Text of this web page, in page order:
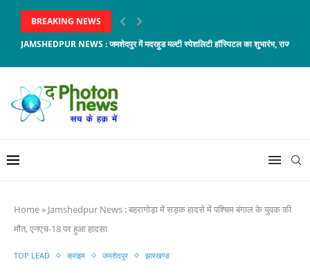
BREAKING NEWS
JAMSHEDPUR NEWS : जमशेदपुर में मदरहुड मल्टी स्पेशलिटी हॉस्पिटल का शुभारंभ, राज्यपाल
Home» Jamshedpur News : बहरागोड़ा में सड़क हादसे में पश्चिम बंगाल के युवक की
मौत, एनएच-18 पर हुआ हादसा
TOP LEAD क्राइम जमशेदपुर झारखण्ड